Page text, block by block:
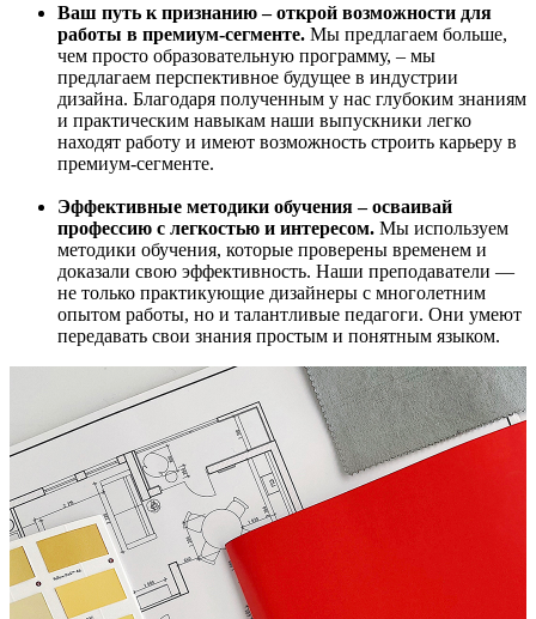
Ваш путь к признанию – открой возможности для
работы в премиум-сегменте. Мы предлагаем больше,
чем просто образовательную программу, – мы
предлагаем перспективное будущее в индустрии
дизайна. Благодаря полученным у нас глубоким знаниям
и практическим навыкам наши выпускники легко
находят работу и имеют возможность строить карьеру в
премиум-сегменте.
Эффективные методики обучения – осваивай
профессию с легкостью и интересом. Мы используем
методики обучения, которые проверены временем и
доказали свою эффективность. Наши преподаватели —
не только практикующие дизайнеры с многолетним
опытом работы, но и талантливые педагоги. Они умеют
передавать свои знания простым и понятным языком.